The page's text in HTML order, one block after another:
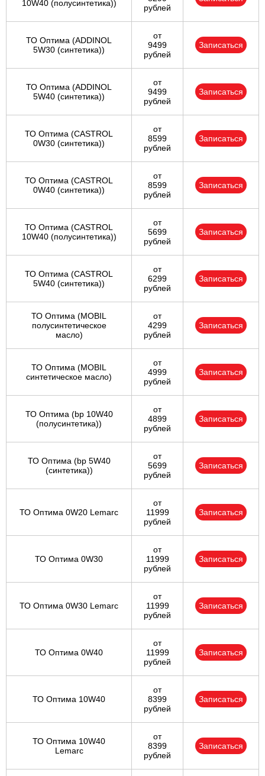
10W40 (полусинтетика))
рублей
ТО Оптима (ADDINOL
5W30 (синтетика))
от
9499
рублей
Записаться
ТО Оптима (ADDINOL
5W40 (синтетика))
от
9499
рублей
Записаться
ТО Оптима (CASTROL
0W30 (синтетика))
от
8599
рублей
Записаться
ТО Оптима (CASTROL
0W40 (синтетика))
от
8599
рублей
Записаться
ТО Оптима (CASTROL
10W40 (полусинтетика))
от
5699
рублей
Записаться
ТО Оптима (CASTROL
5W40 (синтетика))
от
6299
рублей
Записаться
ТО Оптима (MOBIL
полусинтетическое
масло)
от
4299
рублей
Записаться
ТО Оптима (MOBIL
синтетическое масло)
от
4999
рублей
Записаться
ТО Оптима (bp 10W40
(полусинтетика))
от
4899
рублей
Записаться
ТО Оптима (bp 5W40
(синтетика))
от
5699
рублей
Записаться
ТО Оптима 0W20 Lemarc
от
11999
рублей
Записаться
ТО Оптима 0W30
от
11999
рублей
Записаться
ТО Оптима 0W30 Lemarc
от
11999
рублей
Записаться
ТО Оптима 0W40
от
11999
рублей
Записаться
ТО Оптима 10W40
от
8399
рублей
Записаться
ТО Оптима 10W40
Lemarc
от
8399
рублей
Записаться